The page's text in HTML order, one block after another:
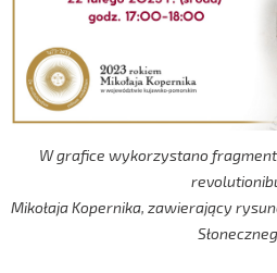
W grafice wykorzystano
Mikołaja Kopernika, zawierający